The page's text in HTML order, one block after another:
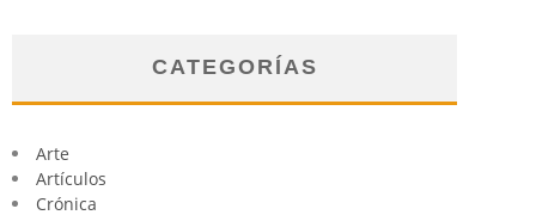
CATEGORÍAS
Arte
Artículos
Crónica